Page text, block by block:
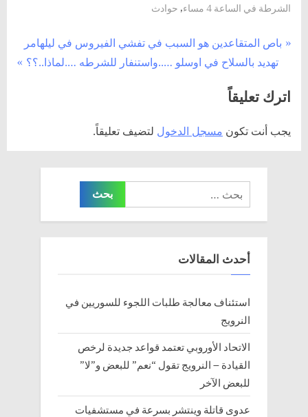
الشرطة في الساعة 4 مساء
, حوادث
تصفّح
المقالات
P
r
v
o
باص المتقاعدين هو السبب في تفشي الفيروس في ليلهامر
N
x
P
تهديد بالسلاح في اوسلو …..واستنفار للشرطه ….لماذا..؟؟
اترك تعليقاً
يجب أنت تكون مسجل الدخول لتضيف تعليقاً.
البحث
عن:
أحدث المقالات
استئناف معالجة طلبات اللجوء للسوريين في
النرويج
الاتحاد الأوروبي تعتمد قواعد جديدة لرخص
القيادة – النرويج تقول “نعم” للبعض و”لا”
للبعض الآخر
عدوى قاتلة وينتشر بسرعة في مستشفيات